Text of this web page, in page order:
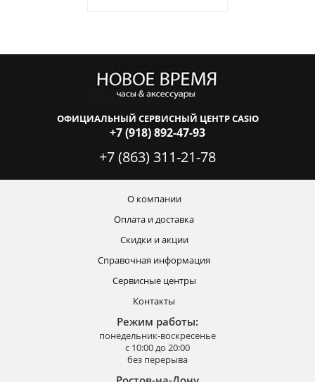
ОФИЦИАЛЬНЫЙ СЕРВИСНЫЙ ЦЕНТР CASIO
+7 (918) 892-47-93
+7 (863) 311-21-78
О компании
Оплата и доставка
Скидки и акции
Справочная информация
Сервисные центры
Контакты
Режим работы:
понедельник-воскресенье
с 10:00 до 20:00
без перерыва